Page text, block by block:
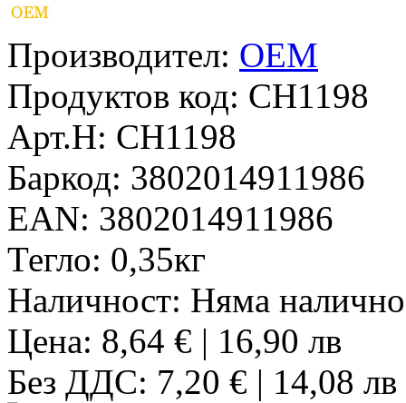
Производител: OEM
Продуктов код: CH1198
Арт.Н: CH1198
Баркод: 3802014911986
EAN: 3802014911986
Тегло: 0,35кг
Наличност: Няма
Цена: 8,64 € | 16,90 лв
Без ДДС: 7,20 € | 14,08 лв